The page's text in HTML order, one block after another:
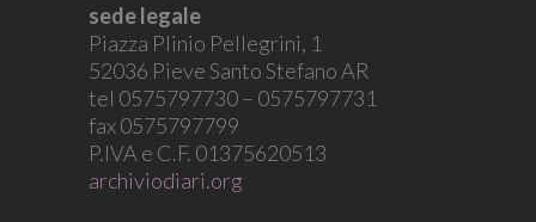
sede legale
Piazza Plinio Pellegrini, 1
52036 Pieve Santo Stefano AR
tel 0575797730 – 0575797731
fax 0575797799
P.IVA e C.F. 01375620513
archiviodiari.org